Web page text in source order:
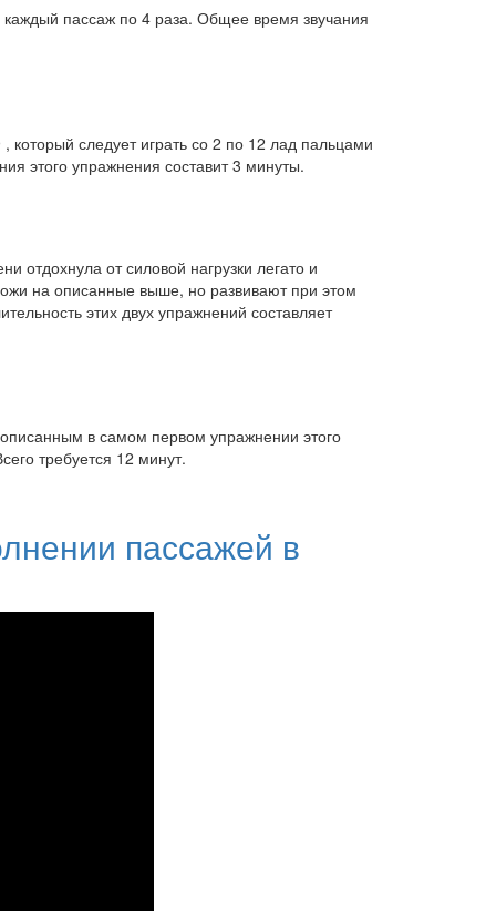
пассаж по 4 раза. Общее время звучания
следует играть со 2 по 12 лад пальцами
этого упражнения составит 3 минуты.
отдохнула от силовой нагрузки легато и
на описанные выше, но развивают при этом
этих двух упражнений составляет
в самом первом упражнении этого
требуется 12 минут.
пассажей в